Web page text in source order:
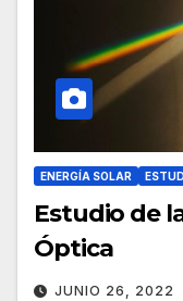
ENERGÍA SOLAR
Estudio de
Óptica
JUNIO 26, 2022